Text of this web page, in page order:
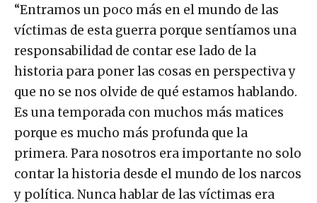
“Entramos un poco más en el mundo de las
víctimas de esta guerra porque sentíamos una
responsabilidad de contar ese lado de la
historia para poner las cosas en perspectiva y
que no se nos olvide de qué estamos hablando.
Es una temporada con muchos más matices
porque es mucho más profunda que la
primera. Para nosotros era importante no solo
contar la historia desde el mundo de los narcos
y política. Nunca hablar de las víctimas era